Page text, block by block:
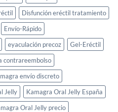
Disfunción eréctil tratamiento
Envío-Rápido
eyaculación precoz
Gel-Eréctil
contrareembolso
envío discreto
Jelly
Kamagra Oral Jelly España
Oral Jelly precio